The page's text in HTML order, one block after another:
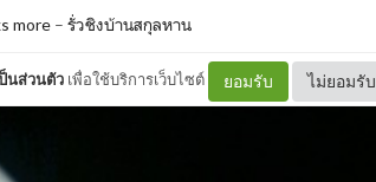
นส่วนตัว เพื่อใช้บริการเว็บไซต์ ยอมรับ ไม่ยอมรับ
more – รั่วชิงบ้านสกุลหาน